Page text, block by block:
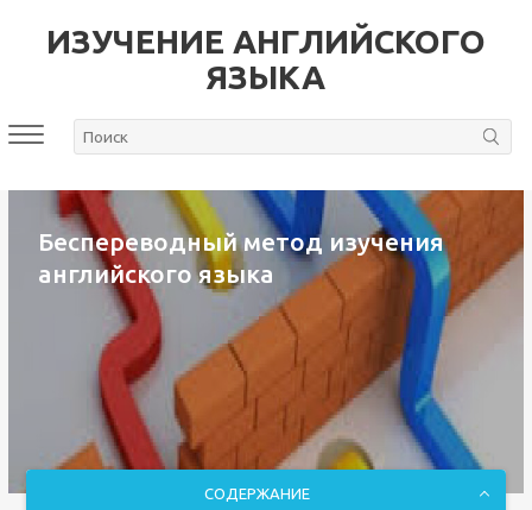
ИЗУЧЕНИЕ АНГЛИЙСКОГО
ЯЗЫКА
Беспереводный метод изучения
английского языка
СОДЕРЖАНИЕ